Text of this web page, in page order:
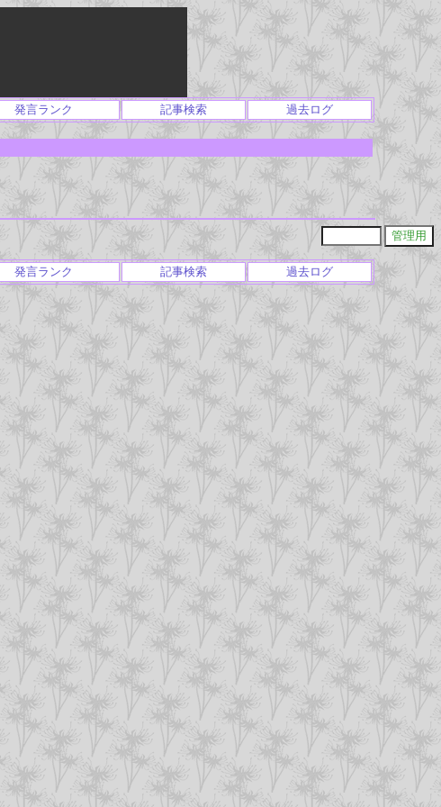
発言ランク 記事検索 過去ログ
発言ランク 記事検索 過去ログ